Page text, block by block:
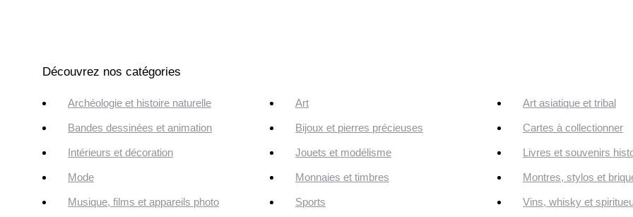
Découvrez nos catégories
Archéologie et histoire naturelle Art Art asiatique et tribal
Bandes dessinées et animation Bijoux et pierres précieuses Cartes à collectionner
Intérieurs et décoration Jouets et modélisme Livres et souvenirs
Mode Monnaies et timbres Montres, stylos et
Musique, films et appareils photo Sports Vins, whisky et